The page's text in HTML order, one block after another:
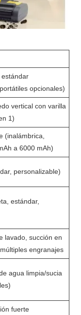
estándar
opcionales)
vertical con varilla
1)
(inalámbrica,
a 6000 mAh)
personalizable)
estándar,
lavado, succión en
engranajes
agua limpia/sucia
fuerte